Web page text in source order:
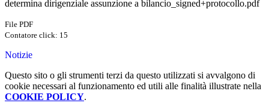
determina dirigenziale assunzione a bilancio_signed+protocollo.pdf
File PDF
Contatore click: 15
Notizie
Questo sito o gli strumenti terzi da questo utilizzati si avvalgono di
cookie necessari al funzionamento ed utili alle finalità illustrate nella
COOKIE POLICY.